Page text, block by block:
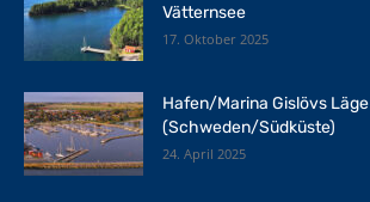
Vätternsee
17. Oktober 2025
Hafen/Marina Gislövs Läge
(Schweden/Südküste)
24. April 2025